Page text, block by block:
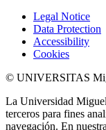
Legal Notice
Data Protection
Accessibility
Cookies
© UNIVERSITAS
La Universidad
terceros para fines
navegación. En